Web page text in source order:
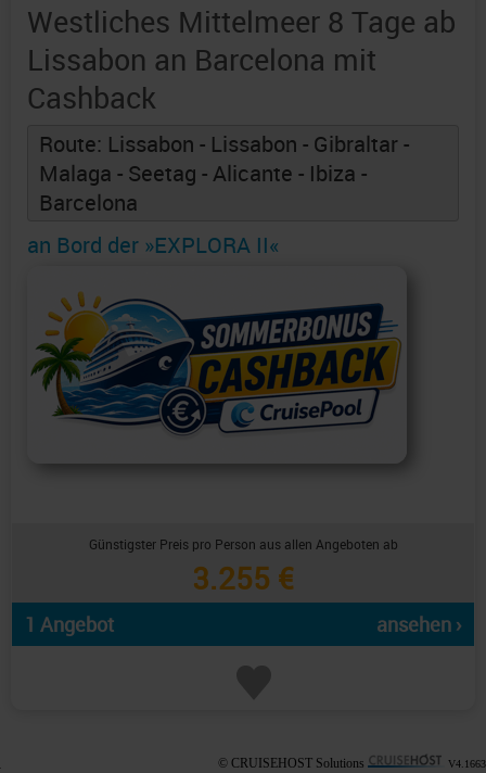
Westliches Mittelmeer 8 Tage ab
Lissabon an Barcelona mit
Cashback
Route: Lissabon - Lissabon - Gibraltar -
Malaga - Seetag - Alicante - Ibiza -
Barcelona
an Bord der »EXPLORA II«
Günstigster Preis pro Person aus allen Angeboten ab
3.255 €
1 Angebot ansehen ›
© CRUISEHOST Solutions V4.1663